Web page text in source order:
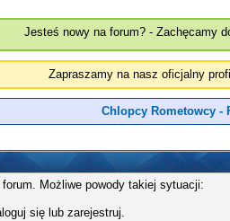
Jesteś nowy na forum? - Zachęcamy
Zapraszamy na nasz oficjalny
Chlopcy Rometowcy -
Możliwe powody takiej sytuacji:
się lub zarejestruj.